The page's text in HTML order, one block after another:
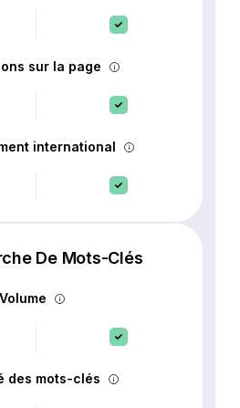
sur la page
international
De Mots-Clés
Volume
des mots-clés